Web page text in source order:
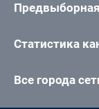
Статистика
Все города